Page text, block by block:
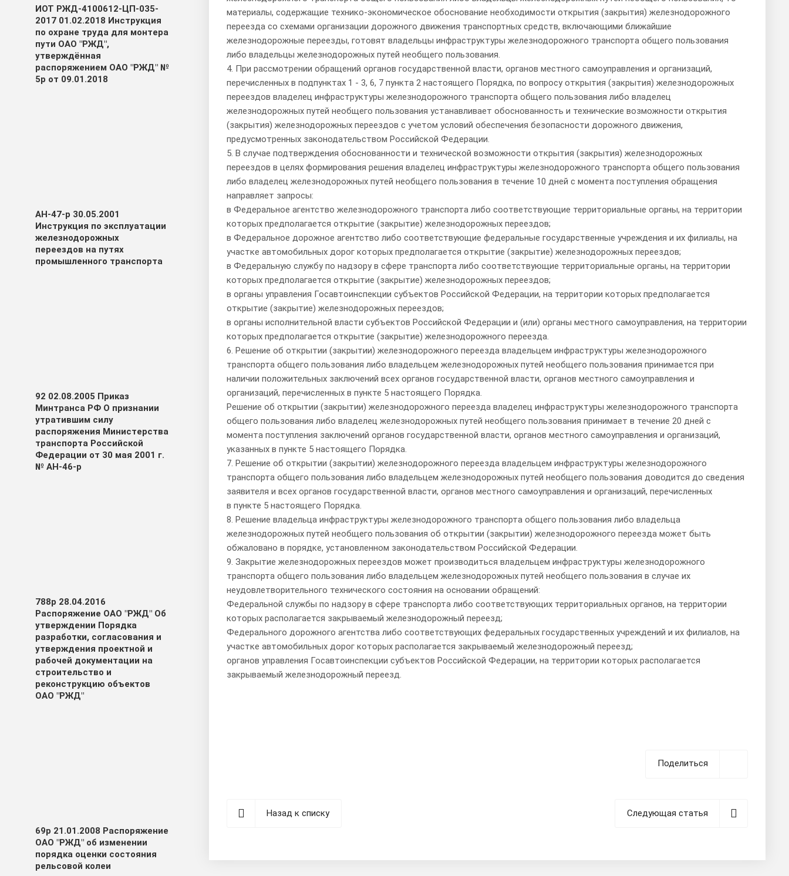
материалы, содержащие технико-экономическое обоснование необходимости открытия (закрытия) железнодорожного
переезда со схемами организации дорожного движения транспортных средств, включающими ближайшие
железнодорожные переезды, готовят владельцы инфраструктуры железнодорожного транспорта общего пользования
либо владельцы железнодорожных путей необщего пользования.
4. При рассмотрении обращений органов государственной власти, органов местного самоуправления и организаций,
перечисленных в подпунктах 1 - 3, 6, 7 пункта 2 настоящего Порядка, по вопросу открытия (закрытия) железнодорожных
переездов владелец инфраструктуры железнодорожного транспорта общего пользования либо владелец
железнодорожных путей необщего пользования устанавливает обоснованность и технические возможности открытия
(закрытия) железнодорожных переездов с учетом условий обеспечения безопасности дорожного движения,
предусмотренных законодательством Российской Федерации.
5. В случае подтверждения обоснованности и технической возможности открытия (закрытия) железнодорожных
переездов в целях формирования решения владелец инфраструктуры железнодорожного транспорта общего пользования
либо владелец железнодорожных путей необщего пользования в течение 10 дней с момента поступления обращения
направляет запросы:
в Федеральное агентство железнодорожного транспорта либо соответствующие территориальные органы, на территории
которых предполагается открытие (закрытие) железнодорожных переездов;
в Федеральное дорожное агентство либо соответствующие федеральные государственные учреждения и их филиалы, на
участке автомобильных дорог которых предполагается открытие (закрытие) железнодорожных переездов;
в Федеральную службу по надзору в сфере транспорта либо соответствующие территориальные органы, на территории
которых предполагается открытие (закрытие) железнодорожных переездов;
в органы управления Госавтоинспекции субъектов Российской Федерации, на территории которых предполагается
открытие (закрытие) железнодорожных переездов;
в органы исполнительной власти субъектов Российской Федерации и (или) органы местного самоуправления, на территории
которых предполагается открытие (закрытие) железнодорожного переезда.
6. Решение об открытии (закрытии) железнодорожного переезда владельцем инфраструктуры железнодорожного
транспорта общего пользования либо владельцем железнодорожных путей необщего пользования принимается при
наличии положительных заключений всех органов государственной власти, органов местного самоуправления и
организаций, перечисленных в пункте 5 настоящего Порядка.
Решение об открытии (закрытии) железнодорожного переезда владелец инфраструктуры железнодорожного транспорта
общего пользования либо владелец железнодорожных путей необщего пользования принимает в течение 20 дней с
момента поступления заключений органов государственной власти, органов местного самоуправления и организаций,
указанных в пункте 5 настоящего Порядка.
7. Решение об открытии (закрытии) железнодорожного переезда владельцем инфраструктуры железнодорожного
транспорта общего пользования либо владельцем железнодорожных путей необщего пользования доводится до сведения
заявителя и всех органов государственной власти, органов местного самоуправления и организаций, перечисленных
в пункте 5 настоящего Порядка.
8. Решение владельца инфраструктуры железнодорожного транспорта общего пользования либо владельца
железнодорожных путей необщего пользования об открытии (закрытии) железнодорожного переезда может быть
обжаловано в порядке, установленном законодательством Российской Федерации.
9. Закрытие железнодорожных переездов может производиться владельцем инфраструктуры железнодорожного
транспорта общего пользования либо владельцем железнодорожных путей необщего пользования в случае их
неудовлетворительного технического состояния на основании обращений:
Федеральной службы по надзору в сфере транспорта либо соответствующих территориальных органов, на территории
которых располагается закрываемый железнодорожный переезд;
Федерального дорожного агентства либо соответствующих федеральных государственных учреждений и их филиалов, на
участке автомобильных дорог которых располагается закрываемый железнодорожный переезд;
органов управления Госавтоинспекции субъектов Российской Федерации, на территории которых располагается
закрываемый железнодорожный переезд.
Поделиться
Назад к списку Следующая статья
ИОТ РЖД-4100612-ЦП-035-
2017 01.02.2018 Инструкция
по охране труда для монтера
пути ОАО "РЖД",
утверждённая
распоряжением ОАО "РЖД" №
5р от 09.01.2018
АН-47-р 30.05.2001
Инструкция по эксплуатации
железнодорожных
переездов на путях
промышленного транспорта
92 02.08.2005 Приказ
Минтранса РФ О признании
утратившим силу
распоряжения Министерства
транспорта Российской
Федерации от 30 мая 2001 г.
№ АН-46-р
788р 28.04.2016
Распоряжение ОАО "РЖД" Об
утверждении Порядка
разработки, согласования и
утверждения проектной и
рабочей документации на
строительство и
реконструкцию объектов
ОАО "РЖД"
69р 21.01.2008 Распоряжение
ОАО "РЖД" об изменении
порядка оценки состояния
рельсовой колеи